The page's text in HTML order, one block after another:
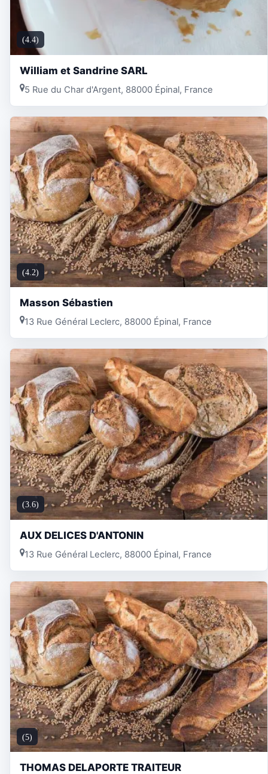
(4.4)
William et Sandrine SARL
5 Rue du Char d'Argent, 88000 Épinal, France
(4.2)
Masson Sébastien
13 Rue Général Leclerc, 88000 Épinal, France
(3.6)
AUX DELICES D'ANTONIN
13 Rue Général Leclerc, 88000 Épinal, France
(5)
THOMAS DELAPORTE TRAITEUR